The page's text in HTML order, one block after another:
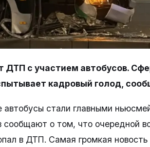
с участием автобусов.
кадровый голод,
стали главными
сообщают о том, что очередной
в ДТП. Самая громкая